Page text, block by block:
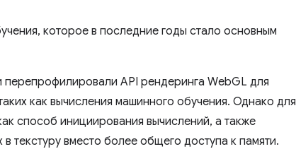
которое в последние годы стало основным
перепрофилировали API рендеринга WebGL для
как вычисления машинного обучения. Однако для
способ инициирования вычислений, а также
текстуру вместо более общего доступа к памяти.